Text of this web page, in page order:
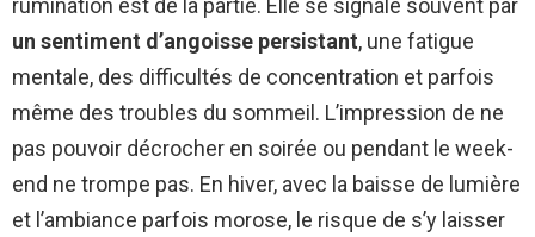
rumination est de la partie. Elle se signale souvent par
un sentiment d’angoisse persistant, une fatigue
mentale, des difficultés de concentration et parfois
même des troubles du sommeil. L’impression de ne
pas pouvoir décrocher en soirée ou pendant le week-
end ne trompe pas. En hiver, avec la baisse de lumière
et l’ambiance parfois morose, le risque de s’y laisser